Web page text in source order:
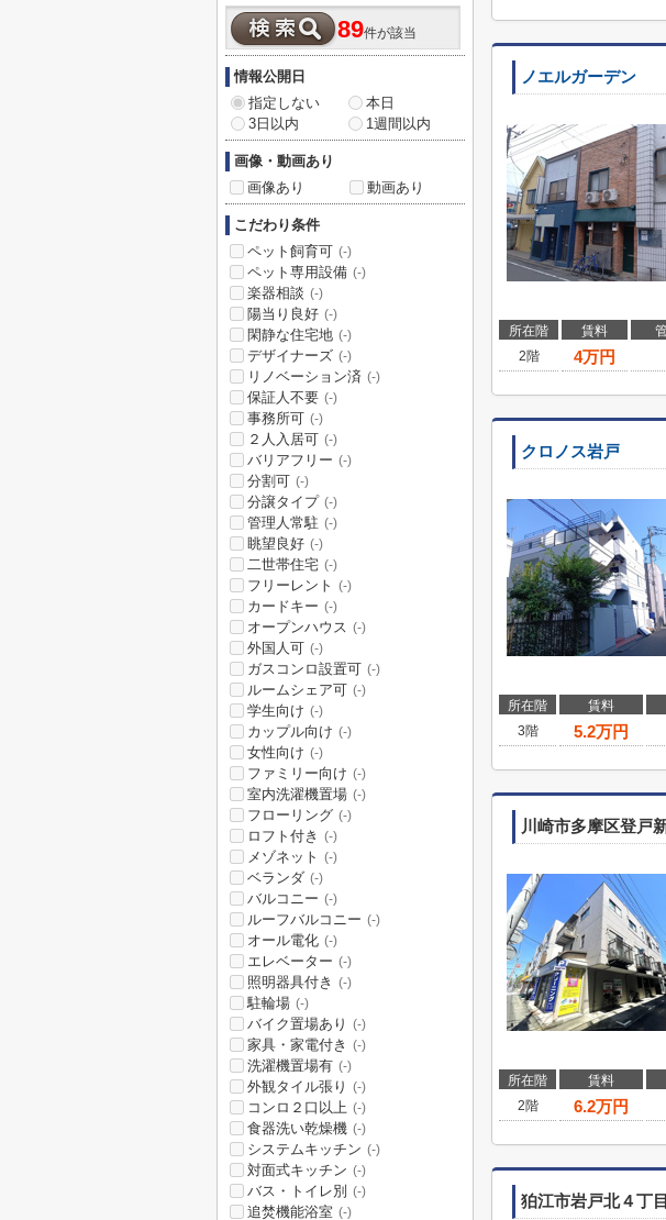
ノエルガーデン
所在階 賃料
2階
4万円
クロノス岩戸
所在階 賃料
3階
5.2万円
川崎市多摩区登戸
所在階 賃料
2階
6.2万円
狛江市岩戸北４丁
89件が該当
情報公開日
指定しない
本日
3日以内
1週間以内
画像・動画あり
画像あり
動画あり
こだわり条件
ペット飼育可 (-)
ペット専用設備 (-)
楽器相談 (-)
陽当り良好 (-)
閑静な住宅地 (-)
デザイナーズ (-)
リノベーション済 (-)
保証人不要 (-)
事務所可 (-)
２人入居可 (-)
バリアフリー (-)
分割可 (-)
分譲タイプ (-)
管理人常駐 (-)
眺望良好 (-)
二世帯住宅 (-)
フリーレント (-)
カードキー (-)
オープンハウス (-)
外国人可 (-)
ガスコンロ設置可 (-)
ルームシェア可 (-)
学生向け (-)
カップル向け (-)
女性向け (-)
ファミリー向け (-)
室内洗濯機置場 (-)
フローリング (-)
ロフト付き (-)
メゾネット (-)
ベランダ (-)
バルコニー (-)
ルーフバルコニー (-)
オール電化 (-)
エレベーター (-)
照明器具付き (-)
駐輪場 (-)
バイク置場あり (-)
家具・家電付き (-)
洗濯機置場有 (-)
外観タイル張り (-)
コンロ２口以上 (-)
食器洗い乾燥機 (-)
システムキッチン (-)
対面式キッチン (-)
バス・トイレ別 (-)
追焚機能浴室 (-)